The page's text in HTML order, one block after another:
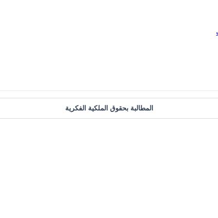
المطالبة بحقوق الملكية الفكرية